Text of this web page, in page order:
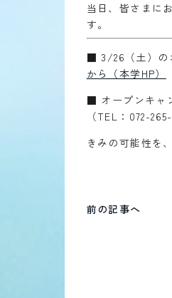
当日、皆さまに
す。
■ 3/26（土）の
から（本学HP）
■ オープンキャ
（TEL：072-
きみの可能性を
前の記事へ